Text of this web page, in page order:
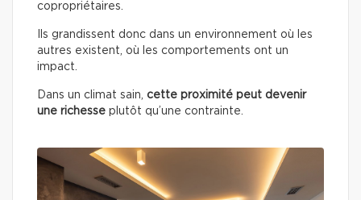
copropriétaires.
Ils grandissent donc dans un environnement où les
autres existent, où les comportements ont un
impact.
Dans un climat sain, cette proximité peut devenir
une richesse plutôt qu’une contrainte.